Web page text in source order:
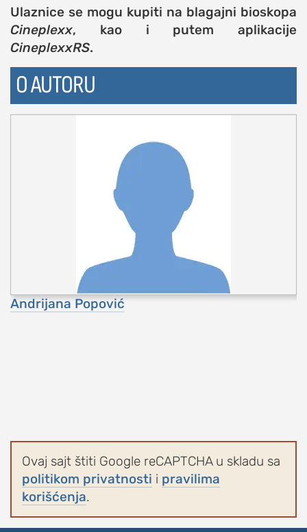
sdl podkast
STUDENTSKI DNEVNI LIST
o nama
impresum
Ulaznice se mogu kupiti na blagajni bioskopa
Cineplexx, kao i putem aplikacije
CineplexxRS.
O AUTORU
Andrijana Popović
Ovaj sajt štiti Google reCAPTCHA u skladu sa
politikom privatnosti i pravilima
korišćenja.